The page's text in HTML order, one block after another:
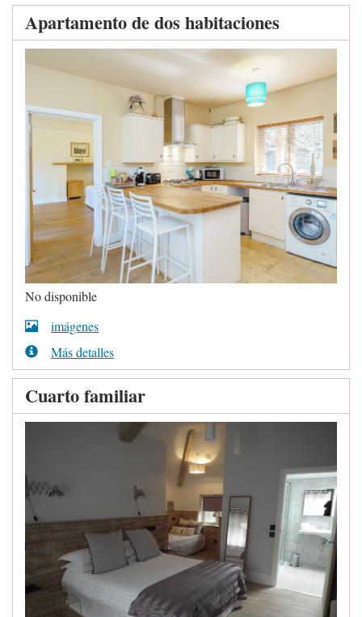
Apartamento de dos habitaciones
No disponible
imágenes
Más detalles
Cuarto familiar